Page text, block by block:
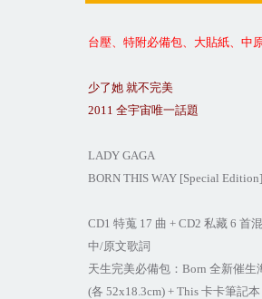
台壓、特附必備包、大貼紙、中
少了她 就不完美
2011 全宇宙唯一話題
LADY GAGA
BORN THIS WAY [Special Edition]
CD1 特蒐 17 曲 + CD2 私藏 6 首
中/原文歌詞
天生完美必備包： Born 全新催生
(各 52x18.3cm) + This 卡卡筆記本